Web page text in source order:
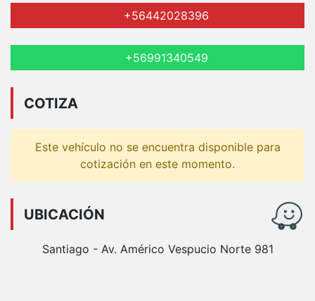
+56442028396
+56991340549
COTIZA
Este vehículo no se encuentra disponible para
cotización en este momento.
UBICACIÓN
Santiago - Av. Américo Vespucio Norte 981